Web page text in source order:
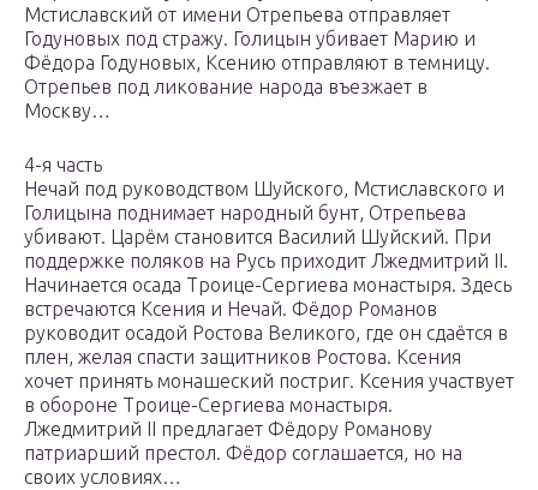
Мстиславский от имени Отрепьева отправляет
Годуновых под стражу. Голицын убивает Марию и
Фёдора Годуновых, Ксению отправляют в темницу.
Отрепьев под ликование народа въезжает в
Москву…
4-я часть
Нечай под руководством Шуйского, Мстиславского и
Голицына поднимает народный бунт, Отрепьева
убивают. Царём становится Василий Шуйский. При
поддержке поляков на Русь приходит Лжедмитрий II.
Начинается осада Троице-Сергиева монастыря. Здесь
встречаются Ксения и Нечай. Фёдор Романов
руководит осадой Ростова Великого, где он сдаётся в
плен, желая спасти защитников Ростова. Ксения
хочет принять монашеский постриг. Ксения участвует
в обороне Троице-Сергиева монастыря.
Лжедмитрий II предлагает Фёдору Романову
патриарший престол. Фёдор соглашается, но на
своих условиях…